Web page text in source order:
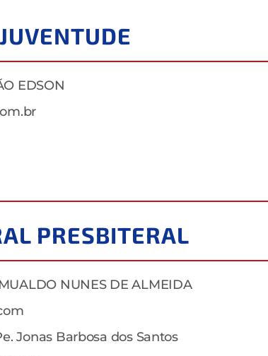
EDSON
PRESBITERAL
NUNES DE ALMEIDA
Jonas Barbosa dos Santos